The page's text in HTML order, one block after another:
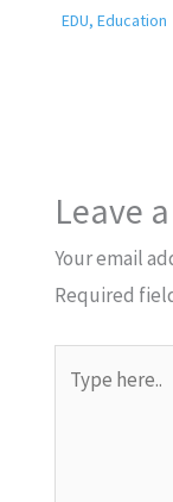
EDU, Education
Leave
Your email
Required
here..